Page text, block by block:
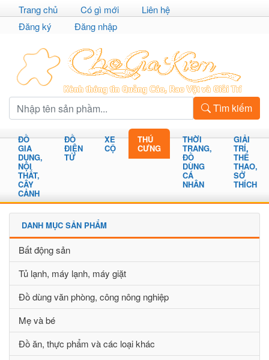
Trang chủ Có gì mới
Liên hệ
Đăng ký
Đăng nhập
Tìm kiếm
ĐỒ
GIA
DỤNG,
NỘI
THẤT,
CÂY
CẢNH
ĐỒ
ĐIỆN
TỬ
XE
CỘ
THÚ
CƯNG
THỜI
TRANG,
ĐỒ
DÙNG
CÁ
NHÂN
GIẢI
TRÍ,
THỂ
THAO,
SỞ
THÍCH
DANH MỤC SẢN PHẨM
Bất động sản
Tủ lạnh, máy lạnh, máy giặt
Đồ dùng văn phòng, công nông nghiệp
Mẹ và bé
Đồ ăn, thực phẩm và các loại khác